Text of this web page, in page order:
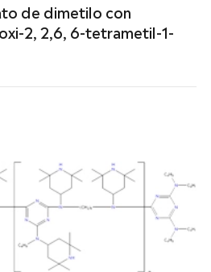
de dimetilo con
2, 2,6, 6-tetrametil-1-